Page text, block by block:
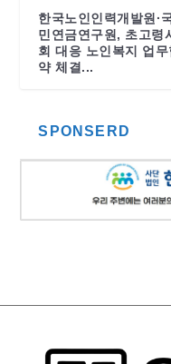
한국노인인력개발원·
민연금연구원, 초고령
회 대응 노인복지 업무
약 체결...
SPONSERD